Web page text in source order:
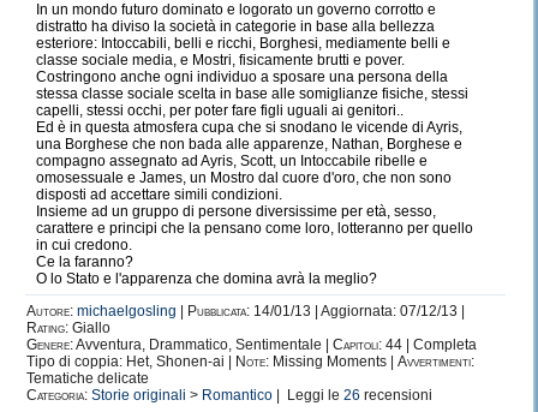
In un mondo futuro dominato e logorato un governo corrotto e
distratto ha diviso la società in categorie in base alla bellezza
esteriore: Intoccabili, belli e ricchi, Borghesi, mediamente belli e
classe sociale media, e Mostri, fisicamente brutti e pover.
Costringono anche ogni individuo a sposare una persona della
stessa classe sociale scelta in base alle somiglianze fisiche, stessi
capelli, stessi occhi, per poter fare figli uguali ai genitori..
Ed è in questa atmosfera cupa che si snodano le vicende di Ayris,
una Borghese che non bada alle apparenze, Nathan, Borghese e
compagno assegnato ad Ayris, Scott, un Intoccabile ribelle e
omosessuale e James, un Mostro dal cuore d'oro, che non sono
disposti ad accettare simili condizioni.
Insieme ad un gruppo di persone diversissime per età, sesso,
carattere e principi che la pensano come loro, lotteranno per quello
in cui credono.
Ce la faranno?
O lo Stato e l'apparenza che domina avrà la meglio?
Autore: michaelgosling Pubblicata: 14/01/13 | Aggiornata: 07/12/13 |
Rating: Giallo
Genere:Avventura, Drammatico, Sentimentale | Capitoli: 44 | Completa
Tipo di coppia: Het, Shonen-ai |
Note: Missing Moments | Avvertimenti:
Tematiche delicate
Categoria: Storie originali > Romantico | Leggi le 26 recensioni